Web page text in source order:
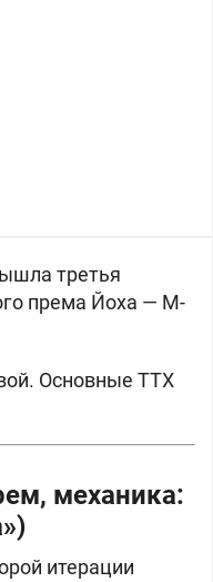
третья
према Йоха — M-
Основные ТТХ
механика:
итерации